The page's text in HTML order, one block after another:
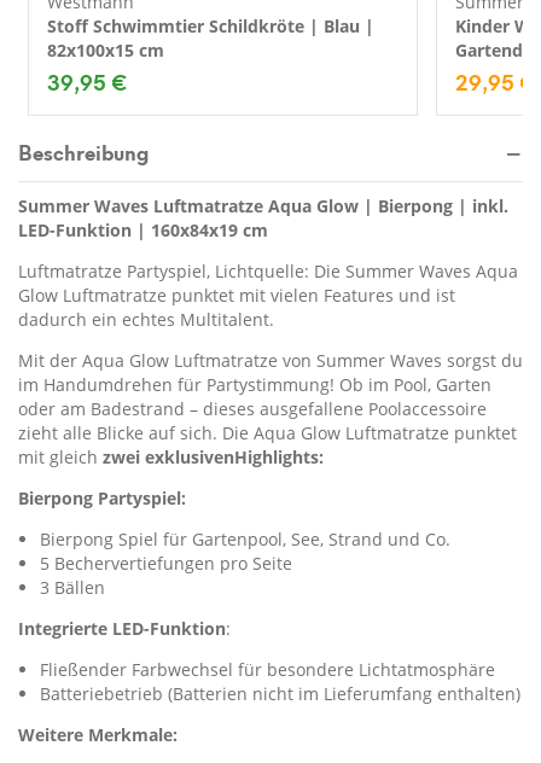
Stoff Schwimmtier Schildkröte | Blau |
82x100x15 cm
39,95 €
Kinder
29,95 €
Beschreibung
Summer Waves Luftmatratze Aqua Glow | Bierpong | inkl.
LED-Funktion | 160x84x19 cm
Luftmatratze Partyspiel, Lichtquelle: Die Summer Waves Aqua
Glow Luftmatratze punktet mit vielen Features und ist
dadurch ein echtes Multitalent.
Mit der Aqua Glow Luftmatratze von Summer Waves sorgst du
im Handumdrehen für Partystimmung! Ob im Pool, Garten
oder am Badestrand – dieses ausgefallene Poolaccessoire
zieht alle Blicke auf sich. Die Aqua Glow Luftmatratze punktet
mit gleich zwei exklusivenHighlights:
Bierpong Partyspiel:
Bierpong Spiel für Gartenpool, See, Strand und Co.
5 Bechervertiefungen pro Seite
3 Bällen
Integrierte LED-Funktion:
Fließender Farbwechsel für besondere Lichtatmosphäre
Batteriebetrieb (Batterien nicht im Lieferumfang enthalten)
Weitere Merkmale: